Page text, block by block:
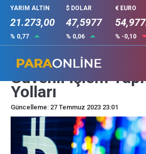
YARIM ALTIN
21.273,00
% 0,77
$ DOLAR
47,5977
% 0,06
€ EURO
% -0,10
Kripto Para
Güvenli İşlem
Yolları
Güncelleme: 27 Temmuz 2023 23:01